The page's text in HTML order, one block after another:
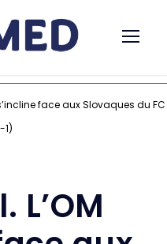
face aux Slovaques du FC
1)
L’OM